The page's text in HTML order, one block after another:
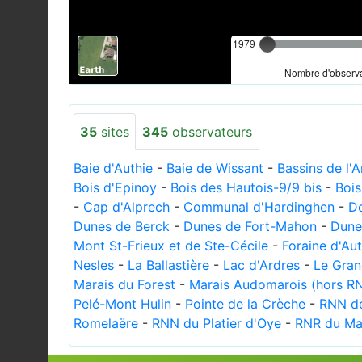
1979
Nombre
35 sites 345 observateurs
Baie d'Authie - Baie de Wissant - Bassins de
Bois d'Epinoy - Bois des Hautois-9/9 bis -
- Cap d'Alprech - Communal d'Hardinghen -
Dunes de Berck - Dunes de Fort-Mahon -
Mont St-Frieux et de Ste-Cécile - Foraine
Nesles - La Ballastière - Lac d'Ardres - Le
Marais du Forest - Marais Audomarois (hors
Pelé-Mont Hulin - Pointe de la Crèche - RNN
Romelaëre - RNN du Platier d'Oye - RNR du